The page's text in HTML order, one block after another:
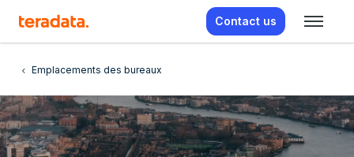
Contact us
Emplacements des bureaux